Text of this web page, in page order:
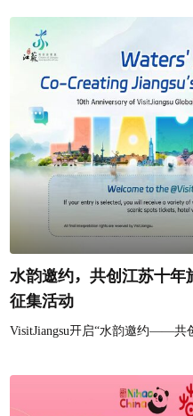
水韵邀约，共创江苏十
征集活动
VisitJiangsu开启“水韵邀约——共